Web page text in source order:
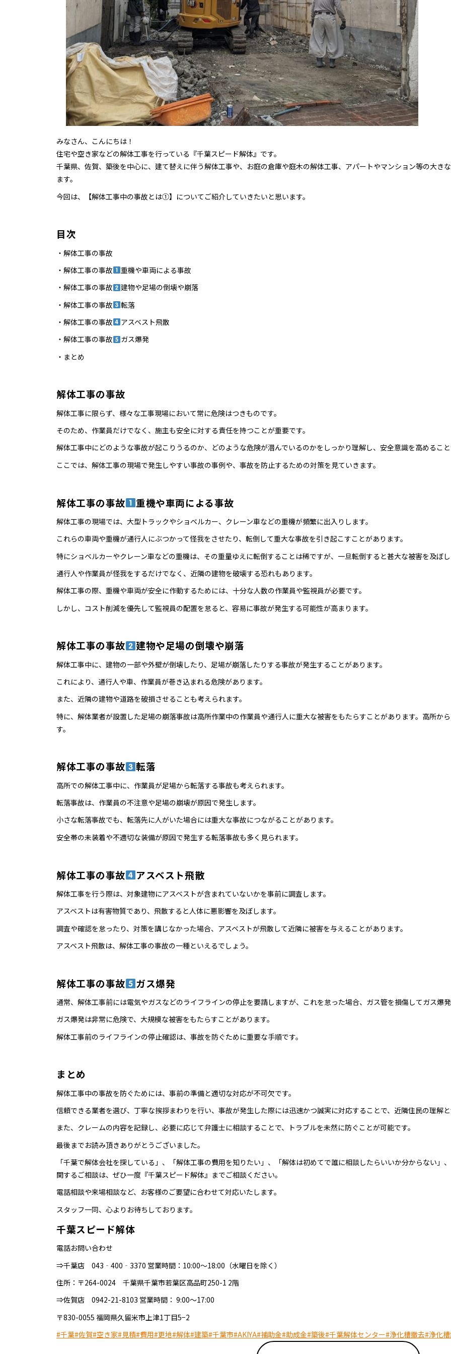
みなさん、こんにちは！
住宅や空き家などの解体工事を行っている『千葉スピード解体』です。
千葉県、佐賀、築後を中心に、建て替えに伴う解体工事や、お庭の倉庫や庭木の解体工事、アパートやマンション等の大き
ます。
今回は、【解体工事中の事故とは①】についてご紹介していきたいと思います。
目次
・解体工事の事故
・解体工事の事故
重機や車両による事故
・解体工事の事故
建物や足場の倒壊や崩落
・解体工事の事故
転落
・解体工事の事故
アスベスト飛散
・解体工事の事故
ガス爆発
・まとめ
解体工事の事故
解体工事に限らず、様々な工事現場において常に危険はつきものです。
そのため、作業員だけでなく、施主も安全に対する責任を持つことが重要です。
解体工事中にどのような事故が起こりうるのか、どのような危険が潜んでいるのかをしっかり理解し、安全意識を高めるこ
ここでは、解体工事の現場で発生しやすい事故の事例や、事故を防止するための対策を見ていきます。
解体工事の事故 重機や車両による事故
解体工事の現場では、大型トラックやショベルカー、クレーン車などの重機が頻繁に出入りします。
これらの車両や重機が通行人にぶつかって怪我をさせたり、転倒して重大な事故を引き起こすことがあります。
特にショベルカーやクレーン車などの重機は、その重量ゆえに転倒することは稀ですが、一旦転倒すると甚大な被害を及ぼ
通行人や作業員が怪我をするだけでなく、近隣の建物を破壊する恐れもあります。
解体工事の際、重機や車両が安全に作動するためには、十分な人数の作業員や監視員が必要です。
しかし、コスト削減を優先して監視員の配置を怠ると、容易に事故が発生する可能性が高まります。
解体工事の事故 建物や足場の倒壊や崩落
解体工事中に、建物の一部や外壁が倒壊したり、足場が崩落したりする事故が発生することがあります。
これにより、通行人や車、作業員が巻き込まれる危険があります。
また、近隣の建物や道路を破損させることも考えられます。
特に、解体業者が設置した足場の崩落事故は高所作業中の作業員や通行人に重大な被害をもたらすことがあります。高所か
す。
解体工事の事故 転落
高所での解体工事中に、作業員が足場から転落する事故も考えられます。
転落事故は、作業員の不注意や足場の崩壊が原因で発生します。
小さな転落事故でも、転落先に人がいた場合には重大な事故につながることがあります。
安全帯の未装着や不適切な装備が原因で発生する転落事故も多く見られます。
解体工事の事故 アスベスト飛散
解体工事を行う際は、対象建物にアスベストが含まれていないかを事前に調査します。
アスベストは有害物質であり、飛散すると人体に悪影響を及ぼします。
調査や確認を怠ったり、対策を講じなかった場合、アスベストが飛散して近隣に被害を与えることがあります。
アスベスト飛散は、解体工事の事故の一種といえるでしょう。
解体工事の事故 ガス爆発
通常、解体工事前には電気やガスなどのライフラインの停止を要請しますが、これを怠った場合、ガス管を損傷してガス爆
ガス爆発は非常に危険で、大規模な被害をもたらすことがあります。
解体工事前のライフラインの停止確認は、事故を防ぐために重要な手順です。
まとめ
解体工事中の事故を防ぐためには、事前の準備と適切な対応が不可欠です。
信頼できる業者を選び、丁寧な挨拶まわりを行い、事故が発生した際には迅速かつ誠実に対応することで、近隣住民の理解
また、クレームの内容を記録し、必要に応じて弁護士に相談することで、トラブルを未然に防ぐことが可能です。
最後までお読み頂きありがとうございました。
「千葉で解体会社を探している」、「解体工事の費用を知りたい」、「解体は初めてで誰に相談したらいいか分からない」
関するご相談は、ぜひ一度『千葉スピード解体』までご相談ください。
電話相談や来場相談など、お客様のご要望に合わせて対応いたします。
スタッフ一同、心よりお待ちしております。
千葉スピード解体
電話お問い合わせ
⇒千葉店 043‐400‐3370 営業時間：10:00～18:00（水曜日を除く）
住所：〒264-0024 千葉県千葉市若葉区高品町250-1 2階
⇒佐賀店 0942-21-8103 営業時間： 9:00～17:00
〒830-0055 福岡県久留米市上津1丁目5−2
#千葉#佐賀#空き家#見積#費用#更地#解体#建築#千葉市#AKIYA#補助金#助成金#築後#千葉解体センター#浄化槽撤去#浄化